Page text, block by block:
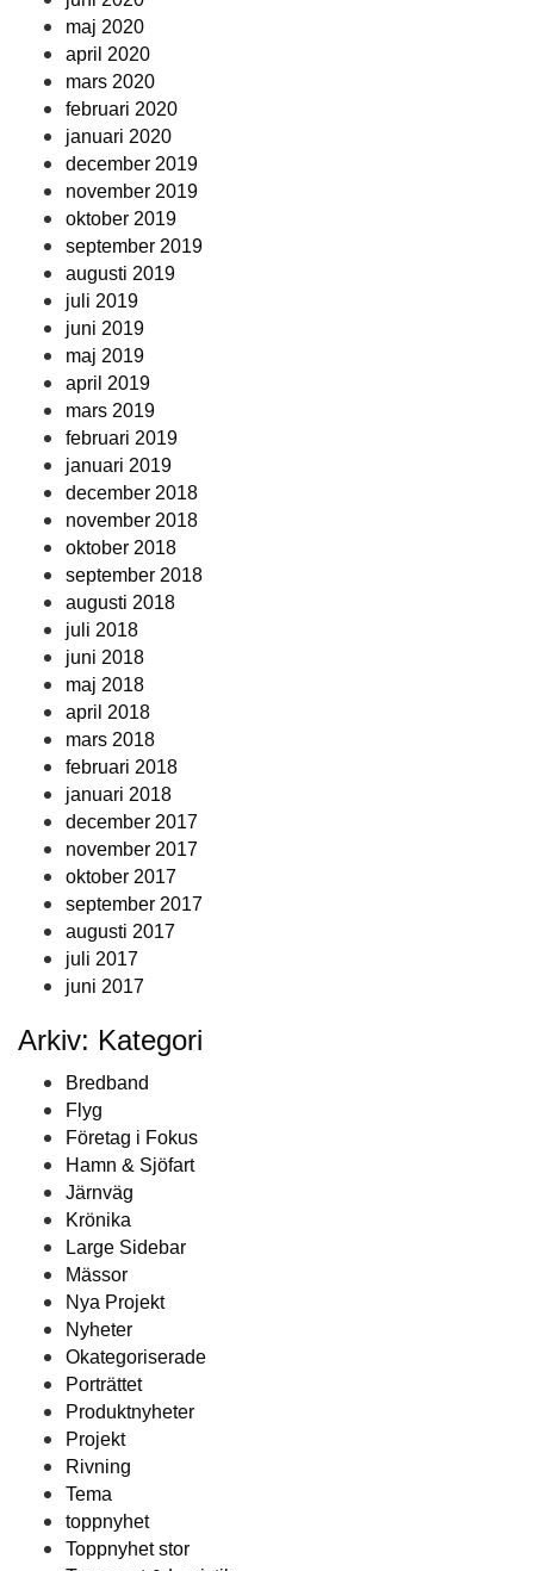
maj 2020
april 2020
mars 2020
februari 2020
januari 2020
december 2019
november 2019
oktober 2019
september 2019
augusti 2019
juli 2019
juni 2019
maj 2019
april 2019
mars 2019
februari 2019
januari 2019
december 2018
november 2018
oktober 2018
september 2018
augusti 2018
juli 2018
juni 2018
maj 2018
april 2018
mars 2018
februari 2018
januari 2018
december 2017
november 2017
oktober 2017
september 2017
augusti 2017
juli 2017
juni 2017
Arkiv: Kategori
Bredband
Flyg
Företag i Fokus
Hamn & Sjöfart
Järnväg
Krönika
Large Sidebar
Mässor
Nya Projekt
Nyheter
Okategoriserade
Porträttet
Produktnyheter
Projekt
Rivning
Tema
toppnyhet
Toppnyhet stor